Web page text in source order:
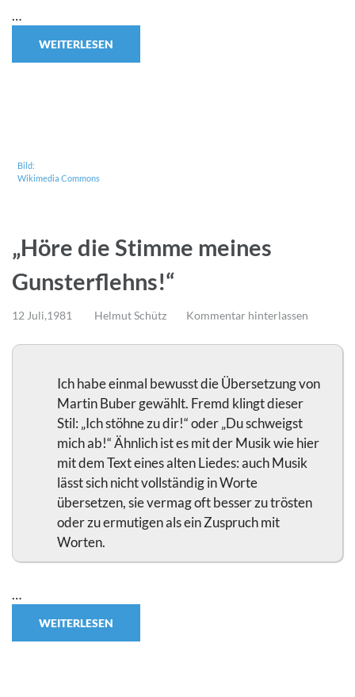
…
WEITERLESEN
Bild:
Wikimedia Commons
„Höre die Stimme meines
Gunsterflehns!“
12 Juli,1981 Helmut Schütz Kommentar hinterlassen
Ich habe einmal bewusst die Übersetzung von
Martin Buber gewählt. Fremd klingt dieser
Stil: „Ich stöhne zu dir!“ oder „Du schweigst
mich ab!“ Ähnlich ist es mit der Musik wie hier
mit dem Text eines alten Liedes: auch Musik
lässt sich nicht vollständig in Worte
übersetzen, sie vermag oft besser zu trösten
oder zu ermutigen als ein Zuspruch mit
Worten.
…
WEITERLESEN